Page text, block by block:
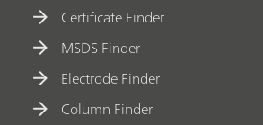
Certificate Finder
MSDS Finder
Electrode Finder
Column Finder